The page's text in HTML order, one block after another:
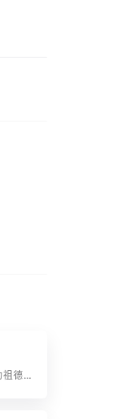
字辈：文士享昭资亭植 宗功祖德典荣敦 敬承绍依绵世业 奕代书香泽良存